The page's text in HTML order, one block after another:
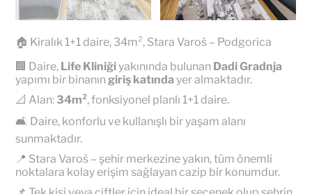
🏠 Kiralık 1+1 daire, 34m², Stara Varoš – Podgorica
🏢 Daire, Life Kliniğiyakınında bulunan Dadi Gradnja
yapımı bir binanın giriş katında yer almaktadır.
📐 Alan: 34m², fonksiyonel planlı 1+1 daire.
🛋️ Daire, konforlu ve kullanışlı bir yaşam alanı
sunmaktadır.
📍 Stara Varoš – şehir merkezine yakın, tüm önemli
noktalara kolay erişim sağlayan cazip bir konumdur.